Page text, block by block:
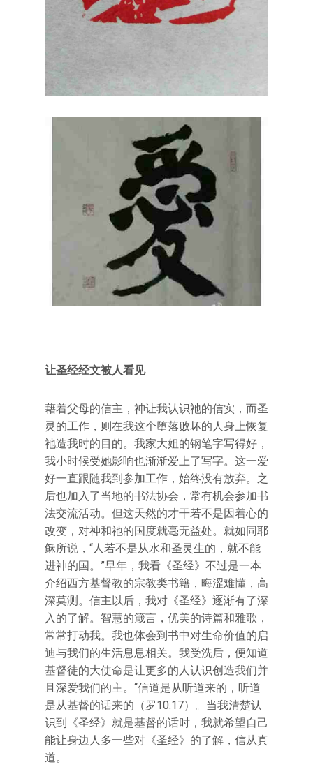
让圣经经文被人看见
藉着父母的信主，神让我认识祂的信实，而圣
灵的工作，则在我这个堕落败坏的人身上恢复
祂造我时的目的。我家大姐的钢笔字写得好，
我小时候受她影响也渐渐爱上了写字。这一爱
好一直跟随我到参加工作，始终没有放弃。之
后也加入了当地的书法协会，常有机会参加书
法交流活动。但这天然的才干若不是因着心的
改变，对神和祂的国度就毫无益处。就如同耶
稣所说，“人若不是从水和圣灵生的，就不能
进神的国。”早年，我看《圣经》不过是一本
介绍西方基督教的宗教类书籍，晦涩难懂，高
深莫测。信主以后，我对《圣经》逐渐有了深
入的了解。智慧的箴言，优美的诗篇和雅歌，
常常打动我。我也体会到书中对生命价值的启
迪与我们的生活息息相关。我受洗后，便知道
基督徒的大使命是让更多的人认识创造我们并
且深爱我们的主。“信道是从听道来的，听道
是从基督的话来的（罗10:17）。当我清楚认
识到《圣经》就是基督的话时，我就希望自己
能让身边人多一些对《圣经》的了解，信从真
道。